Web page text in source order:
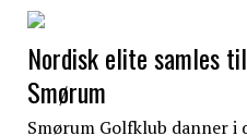
Nordisk elite samles
Smørum
Smørum Golfklub danner i